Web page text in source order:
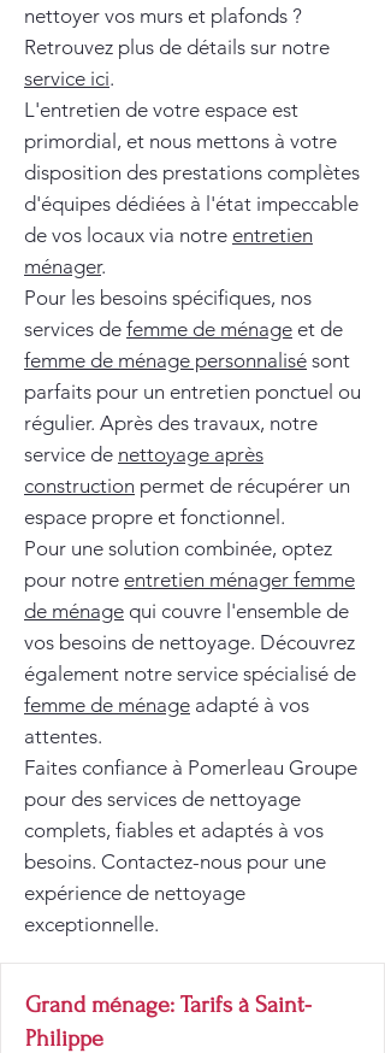
nettoyer vos murs et plafonds ?
Retrouvez plus de détails sur notre
service ici.
L'entretien de votre espace est
primordial, et nous mettons à votre
disposition des prestations complètes
d'équipes dédiées à l'état impeccable
de vos locaux via notre entretien
ménager.
Pour les besoins spécifiques, nos
services de femme de ménage et de
femme de ménage personnalisé sont
parfaits pour un entretien ponctuel ou
régulier. Après des travaux, notre
service de nettoyage après
construction permet de récupérer un
espace propre et fonctionnel.
Pour une solution combinée, optez
pour notre entretien ménager femme
de ménage qui couvre l'ensemble de
vos besoins de nettoyage. Découvrez
également notre service spécialisé de
femme de ménage adapté à vos
attentes.
Faites confiance à Pomerleau Groupe
pour des services de nettoyage
complets, fiables et adaptés à vos
besoins. Contactez-nous pour une
expérience de nettoyage
exceptionnelle.
Grand ménage: Tarifs à Saint-
Philippe